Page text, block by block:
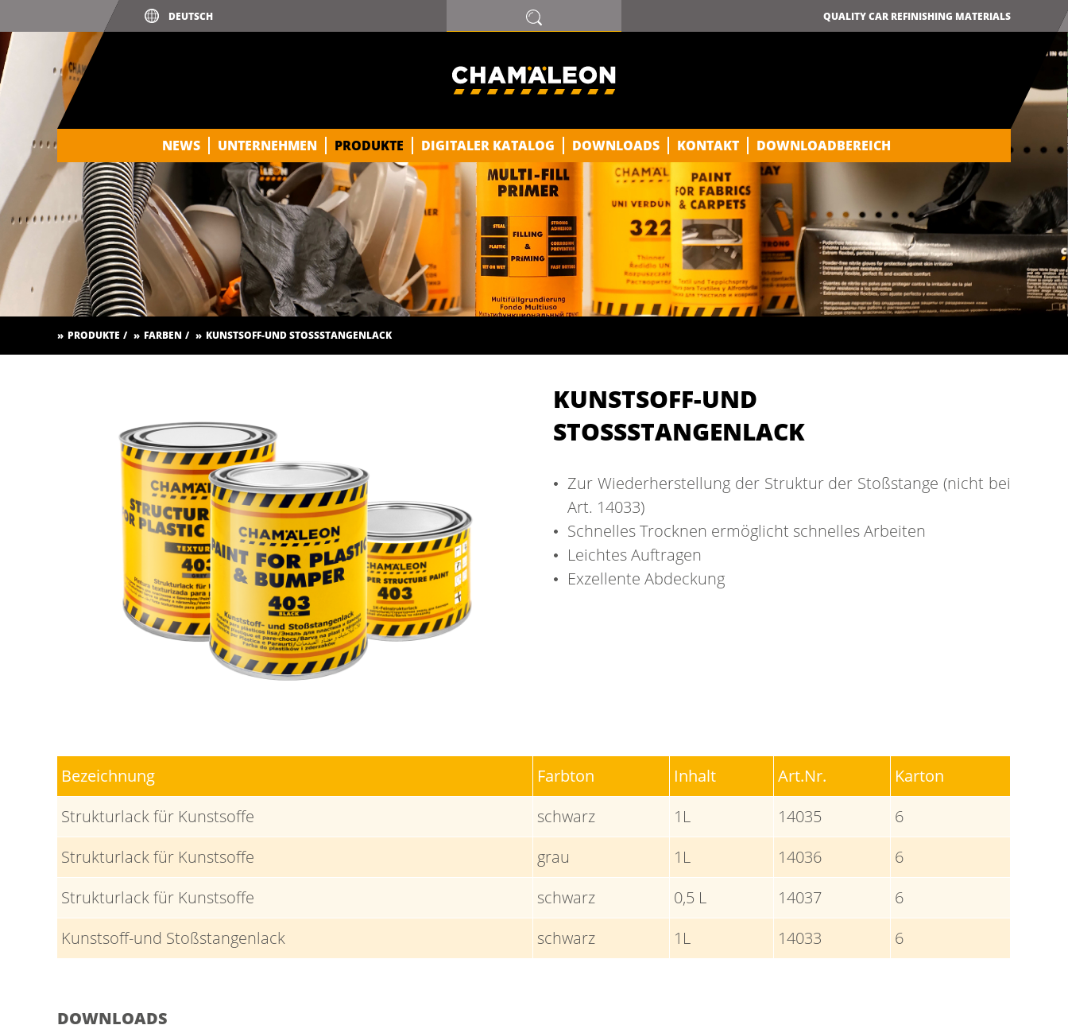
QUALITY CAR REFINISHING MATERIALS
NEWS UNTERNEHMEN PRODUKTE DIGITALER KATALOG DOWNLOADS KONTAKT DOWNLOADBEREICH
PRODUKTE FARBEN KUNSTSOFF-UND STOSSSTANGENLACK
KUNSTSOFF-UND
STOSSSTANGENLACK
Zur Wiederherstellung der Struktur der Stoßstange (nicht bei
Art. 14033)
Schnelles Trocknen ermöglicht schnelles Arbeiten
Leichtes Auftragen
Exzellente Abdeckung
Bezeichnung Farbton Inhalt Art.Nr.
Karton
Strukturlack für Kunstsoffe
schwarz 1L 14035
6
Strukturlack für Kunstsoffe
grau 1L 14036
6
Strukturlack für Kunstsoffe
schwarz 0,5 L 14037
6
Kunstsoff-und Stoßstangenlack
schwarz 1L 14033 6
DOWNLOADS